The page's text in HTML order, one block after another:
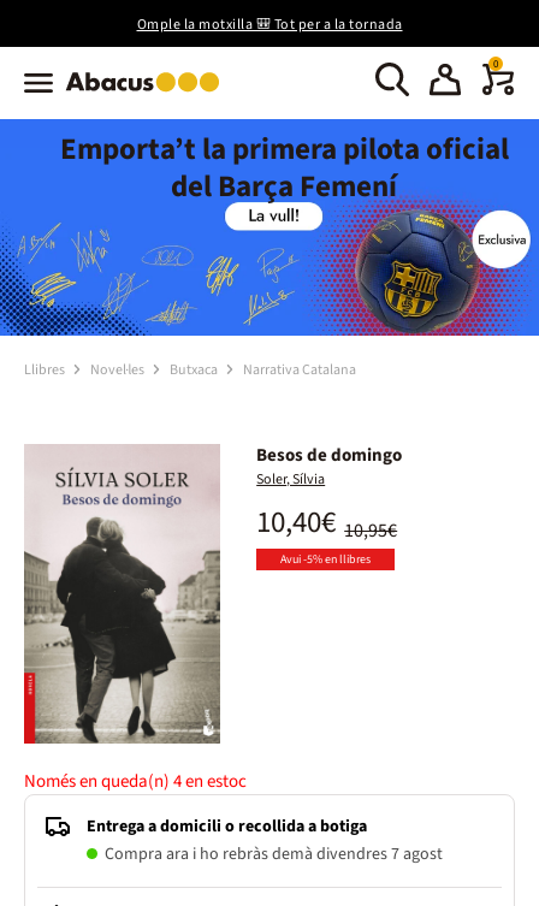
Omple la motxilla 🎒 Tot per a la tornada
0
Emporta’t la primera pilota oficial
del Barça Femení
Llibres Novel·les Butxaca Narrativa Catalana
Besos de domingo
Soler, Sílvia
10,95€
10,40€
Avui -5% en llibres
Només en queda(n)4en estoc
Entrega a domicili o recollida a botiga
Compra ara i ho rebràs demà divendres 7 agost